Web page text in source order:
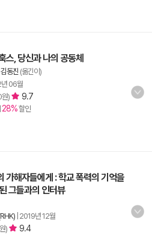
스, 당신과 나의 공동체
김동진 (옮긴이)
06월
) 9.7
28%할인
가해자들에게 : 학교 폭력의 기억을
그들과의 인터뷰
2019년 12월
) 9.4